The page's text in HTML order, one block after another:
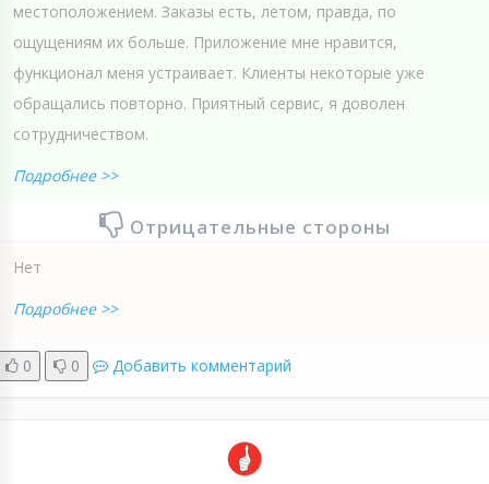
местоположением. Заказы есть, летом, правда, по
ощущениям их больше. Приложение мне нравится,
функционал меня устраивает. Клиенты некоторые уже
обращались повторно. Приятный сервис, я доволен
сотрудничеством.
Подробнее >>
Отрицательные стороны
Нет
Подробнее >>
0 0 Добавить комментарий